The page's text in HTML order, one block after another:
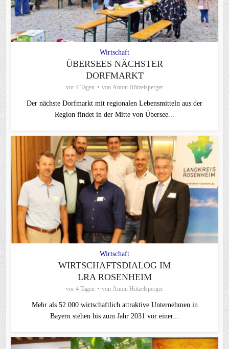
Wirtschaft
ÜBERSEES NÄCHSTER
DORFMARKT
vor 4 Tagen von Anton Hötzelsperger
Der nächste Dorfmarkt mit regionalen Lebensmitteln aus der
Region findet in der Mitte von Übersee...
Wirtschaft
WIRTSCHAFTSDIALOG IM
LRA ROSENHEIM
vor 4 Tagen von Anton Hötzelsperger
Mehr als 52.000 wirtschaftlich attraktive Unternehmen in
Bayern stehen bis zum Jahr 2031 vor einer...